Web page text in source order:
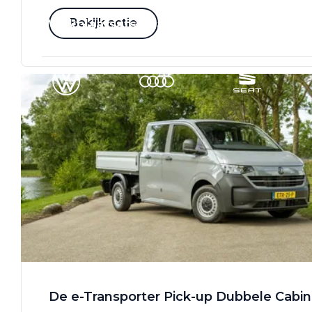
Werkplaatsafspraak
Bekijk actie
De e-Transporter Pick-up Dubbele